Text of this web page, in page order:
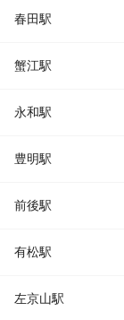
春田駅
蟹江駅
永和駅
豊明駅
前後駅
有松駅
左京山駅